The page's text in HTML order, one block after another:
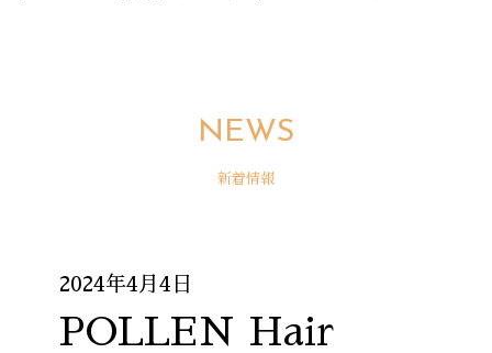
NEWS
新着情報
2024年4月4日
POLLEN Hair